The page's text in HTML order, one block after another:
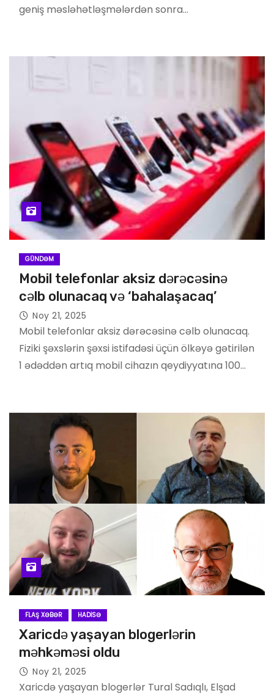
geniş məsləhətləşmələrdən sonra…
GÜNDƏM
Mobil telefonlar aksiz dərəcəsinə
cəlb olunacaq və ‘bahalaşacaq’
Noy 21, 2025
Mobil telefonlar aksiz dərəcəsinə cəlb olunacaq.
Fiziki şəxslərin şəxsi istifadəsi üçün ölkəyə gətirilən
1 ədəddən artıq mobil cihazın qeydiyyatına 100…
FLAŞ XƏBƏR HADISƏ
Xaricdə yaşayan blogerlərin
məhkəməsi oldu
Noy 21, 2025
Xaricdə yaşayan blogerlər Tural Sadıqlı, Elşad